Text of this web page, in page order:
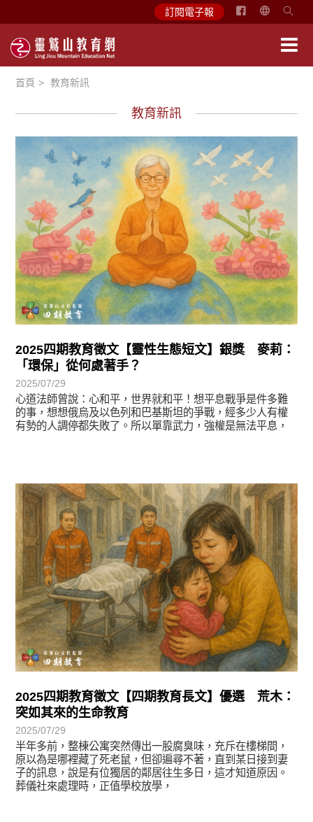
訂閱電子報
简
首頁 教育新訊
教育新訊
2025四期教育徵文【靈性生態短文】銀獎 麥莉：
「環保」從何處著手？
2025/07/29
心道法師曾說：心和平，世界就和平！想平息戰爭是件多難
的事，想想俄烏及以色列和巴基斯坦的爭戰，經多少人有權
有勢的人調停都失敗了。所以單靠武力，強權是無法平息，
2025四期教育徵文【四期教育長文】優選 荒木：
突如其來的生命教育
2025/07/29
半年多前，整棟公寓突然傳出一股腐臭味，充斥在樓梯間，
原以為是哪裡藏了死老鼠，但卻遍尋不著，直到某日接到妻
子的訊息，說是有位獨居的鄰居往生多日，這才知道原因。
葬儀社來處理時，正值學校放學，
徵文賞析